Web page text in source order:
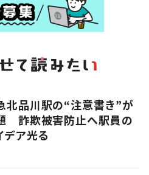
北品川駅の“注意書き”が
詐欺被害防止へ駅員の
デア光る